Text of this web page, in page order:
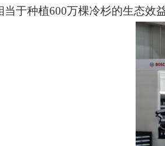
当于种植600万棵冷杉的生态效益